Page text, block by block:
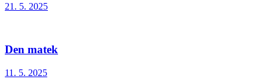
21. 5. 2025
Den matek
11. 5. 2025